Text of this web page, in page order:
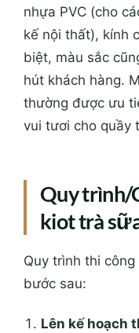
nhựa PVC (cho
kế nội thất), kính
biệt, màu sắc
hút khách hàng.
thường được ưu
vui tươi cho quầy
Quy trình/
kiot trà
Quy trình thi
bước sau:
Lên kế hoạch